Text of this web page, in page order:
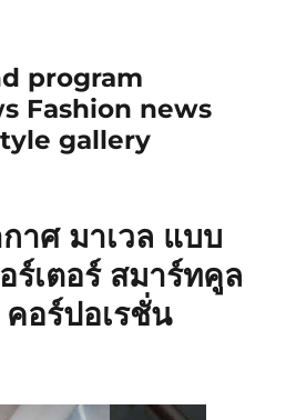
program
Fashion news
gallery
าศ มาเวล แบบ
ร์เตอร์ สมาร์ทคูล
อร์ปอเรชั่น